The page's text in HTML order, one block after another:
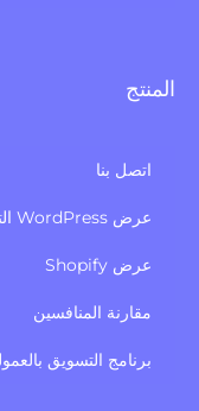
المنتج
اتصل بنا
عرض WordPress التجريبي
عرض Shopify
مقارنة المنافسين
برنامج التسويق